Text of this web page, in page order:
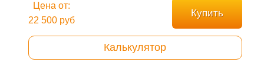
Цена от:
22 500 руб
Купить
Калькулятор